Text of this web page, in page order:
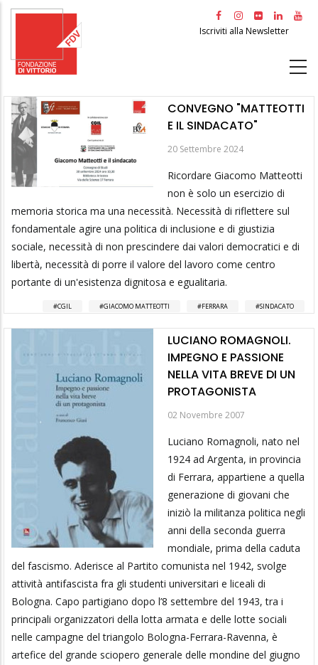
Salta
principale
Iscriviti alla Newsletter
CONVEGNO "MATTEOTTI
E IL SINDACATO"
20 Settembre 2024
Ricordare Giacomo Matteotti
non è solo un esercizio di
memoria storica ma una necessità. Necessità di riflettere sul
fondamentale agire una politica di inclusione e di giustizia
sociale, necessità di non prescindere dai valori democratici e di
libertà, necessità di porre il valore del lavoro come centro
portante di un'esistenza dignitosa e egualitaria.
CGIL GIACOMO MATTEOTTI FERRARA SINDACATO
LUCIANO ROMAGNOLI.
IMPEGNO E PASSIONE
NELLA VITA BREVE DI UN
PROTAGONISTA
02 Novembre 2007
Luciano Romagnoli, nato nel
1924 ad Argenta, in provincia
di Ferrara, appartiene a quella
generazione di giovani che
iniziò la militanza politica negli
anni della seconda guerra
mondiale, prima della caduta
del fascismo. Aderisce al Partito comunista nel 1942, svolge
attività antifascista fra gli studenti universitari e liceali di
Bologna. Capo partigiano dopo l’8 settembre del 1943, tra i
principali organizzatori della lotta armata e delle lotte sociali
nelle campagne del triangolo Bologna-Ferrara-Ravenna, è
artefice del grande sciopero generale delle mondine del giugno